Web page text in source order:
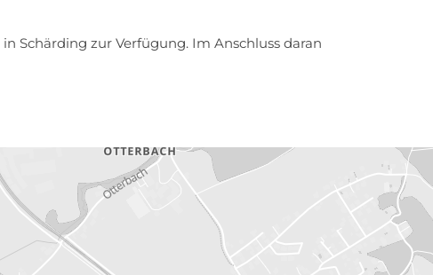
Schärding zur Verfügung. Im Anschluss daran